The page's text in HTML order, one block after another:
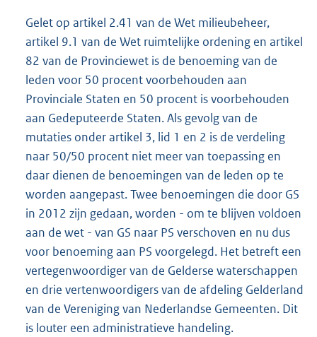
Gelet op artikel 2.41 van de Wet milieubeheer,
artikel 9.1 van de Wet ruimtelijke ordening en artikel
82 van de Provinciewet is de benoeming van de
leden voor 50 procent voorbehouden aan
Provinciale Staten en 50 procent is voorbehouden
aan Gedeputeerde Staten. Als gevolg van de
mutaties onder artikel 3, lid 1 en 2 is de verdeling
naar 50/50 procent niet meer van toepassing en
daar dienen de benoemingen van de leden op te
worden aangepast. Twee benoemingen die door GS
in 2012 zijn gedaan, worden - om te blijven voldoen
aan de wet - van GS naar PS verschoven en nu dus
voor benoeming aan PS voorgelegd. Het betreft een
vertegenwoordiger van de Gelderse waterschappen
en drie vertenwoordigers van de afdeling Gelderland
van de Vereniging van Nederlandse Gemeenten. Dit
is louter een administratieve handeling.